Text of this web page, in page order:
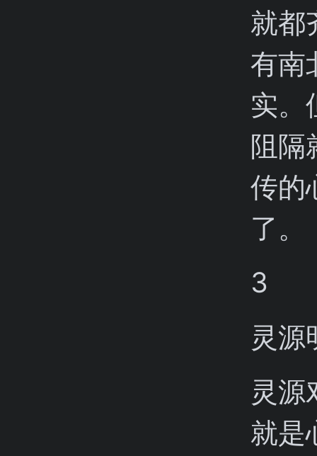
就都
有南
实。
阻隔
传的
了。
3
灵源
灵源
就是